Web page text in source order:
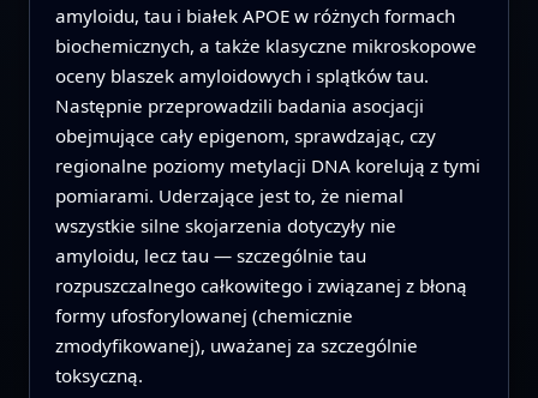
amyloidu, tau i białek APOE w różnych formach
biochemicznych, a także klasyczne mikroskopowe
oceny blaszek amyloidowych i splątków tau.
Następnie przeprowadzili badania asocjacji
obejmujące cały epigenom, sprawdzając, czy
regionalne poziomy metylacji DNA korelują z tymi
pomiarami. Uderzające jest to, że niemal
wszystkie silne skojarzenia dotyczyły nie
amyloidu, lecz tau — szczególnie tau
rozpuszczalnego całkowitego i związanej z błoną
formy ufosforylowanej (chemicznie
zmodyfikowanej), uważanej za szczególnie
toksyczną.